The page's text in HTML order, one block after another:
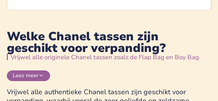
Welke Chanel tassen zijn
geschikt voor verpanding?
Vrijwel alle originele Chanel tassen zoals de Flap Bag en Boy Bag.
Lees meer
Vrijwel alle authentieke Chanel tassen zijn geschikt voor